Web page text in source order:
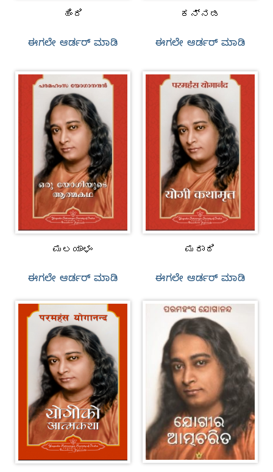
ಹಿಂದಿ
ಈಗಲೇ ಆರ್ಡರ್‌ ಮಾಡಿ
ಕನ್ನಡ
ಈಗಲೇ ಆರ್ಡರ್‌ ಮಾಡಿ
ಮಲಯಾಳಂ
ಈಗಲೇ ಆರ್ಡರ್‌ ಮಾಡಿ
ಮರಾಠಿ
ಈಗಲೇ ಆರ್ಡರ್‌ ಮಾಡಿ